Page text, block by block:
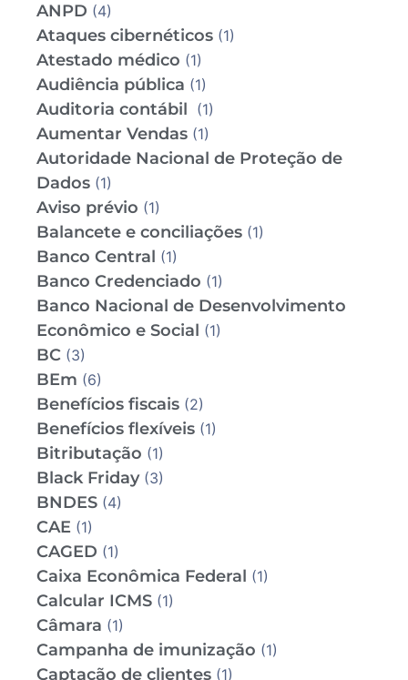
ANPD (4)
Ataques cibernéticos (1)
Atestado médico (1)
Audiência pública (1)
Auditoria contábil (1)
Aumentar Vendas (1)
Autoridade Nacional de Proteção de
Dados (1)
Aviso prévio (1)
Balancete e conciliações (1)
Banco Central (1)
Banco Credenciado (1)
Banco Nacional de Desenvolvimento
Econômico e Social (1)
BC (3)
BEm (6)
Benefícios fiscais (2)
Benefícios flexíveis (1)
Bitributação (1)
Black Friday(3)
BNDES (4)
CAE (1)
CAGED (1)
Caixa Econômica Federal (1)
Calcular ICMS (1)
Câmara (1)
Campanha de imunização (1)
Captação de clientes (1)